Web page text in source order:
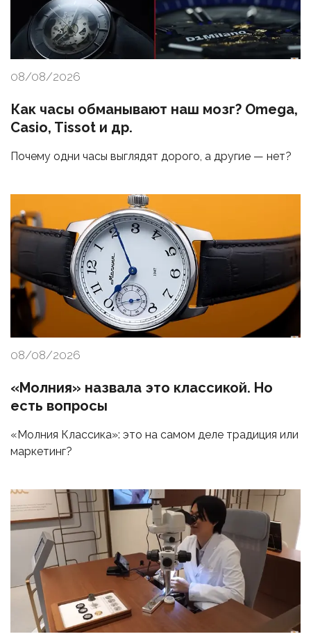
08/08/2026
Как часы обманывают наш мозг? Omega,
Casio, Tissot и др.
Почему одни часы выглядят дорого, а другие — нет?
08/08/2026
«Молния» назвала это классикой. Но
есть вопросы
«Молния Классика»: это на самом деле традиция или
маркетинг?